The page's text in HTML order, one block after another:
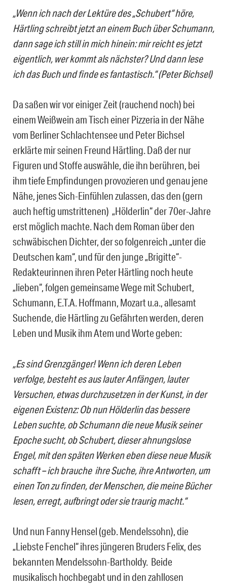
„Wenn ich nach der Lektüre des „Schubert“ höre,
Härtling schreibt jetzt an einem Buch über Schumann,
dann sage ich still in mich hinein: mir reicht es jetzt
eigentlich, wer kommt als nächster? Und dann lese
ich das Buch und finde es fantastisch.“ (Peter Bichsel)
Da saßen wir vor einiger Zeit (rauchend noch) bei
einem Weißwein am Tisch einer Pizzeria in der Nähe
vom Berliner Schlachtensee und Peter Bichsel
erklärte mir seinen Freund Härtling. Daß der nur
Figuren und Stoffe auswähle, die ihn berühren, bei
ihm tiefe Empfindungen provozieren und genau jene
Nähe, jenes Sich-Einfühlen zulassen, das den (gern
auch heftig umstrittenen) „Hölderlin“ der 70er-Jahre
erst möglich machte. Nach dem Roman über den
schwäbischen Dichter, der so folgenreich „unter die
Deutschen kam“, und für den junge „Brigitte“-
Redakteurinnen ihren Peter Härtling noch heute
„lieben“, folgen gemeinsame Wege mit Schubert,
Schumann, E.T.A. Hoffmann, Mozart u.a., allesamt
Suchende, die Härtling zu Gefährten werden, deren
Leben und Musik ihm Atem und Worte geben:
„Es sind Grenzgänger! Wenn ich deren Leben
verfolge, besteht es aus lauter Anfängen, lauter
Versuchen, etwas durchzusetzen in der Kunst, in der
eigenen Existenz: Ob nun Hölderlin das bessere
Leben suchte, ob Schumann die neue Musik seiner
Epoche sucht, ob Schubert, dieser ahnungslose
Engel, mit den späten Werken eben diese neue Musik
schafft – ich brauche ihre Suche, ihre Antworten, um
einen Ton zu finden, der Menschen, die meine Bücher
lesen, erregt, aufbringt oder sie traurig macht.“
Und nun Fanny Hensel (geb. Mendelssohn), die
„Liebste Fenchel“ ihres jüngeren Bruders Felix, des
bekannten Mendelssohn-Bartholdy. Beide
musikalisch hochbegabt und in den zahllosen